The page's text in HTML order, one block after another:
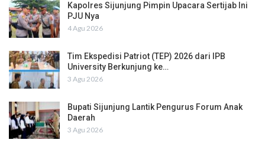
Kapolres Sijunjung Pimpin Upacara Sertijab Ini
PJU Nya
4 Agu 2026
Tim Ekspedisi Patriot (TEP) 2026 dari IPB
University Berkunjung ke…
3 Agu 2026
Bupati Sijunjung Lantik Pengurus Forum Anak
Daerah
3 Agu 2026